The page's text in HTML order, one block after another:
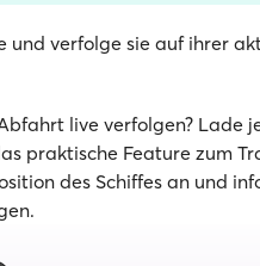
und verfolge sie auf ihrer
live verfolgen? Lade
praktische Feature zum
des Schiffes an und